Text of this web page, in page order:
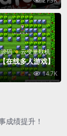
码 云变量联机
在线多人游戏】
14.7K
成绩提升！